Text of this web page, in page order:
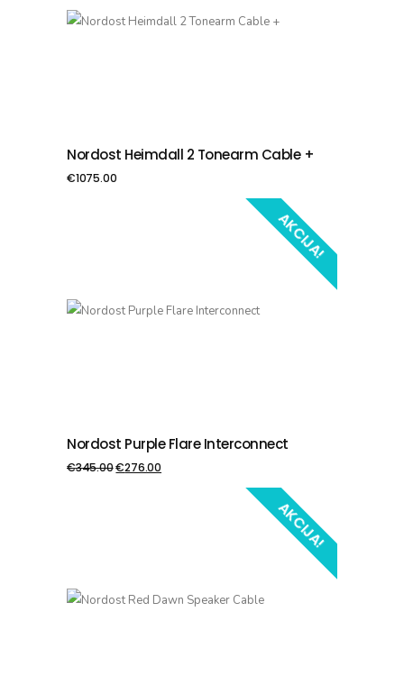
PIEVIENOT GROZAM
Nordost Heimdall 2 Tonearm Cable +
€1075.00
AKCIJA!
PIEVIENOT GROZAM
Nordost Purple Flare Interconnect
€345.00€276.00
AKCIJA!